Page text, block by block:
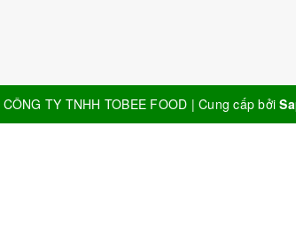
CÔNG TY TNHH TOBEE FOOD | Cung cấp bởi